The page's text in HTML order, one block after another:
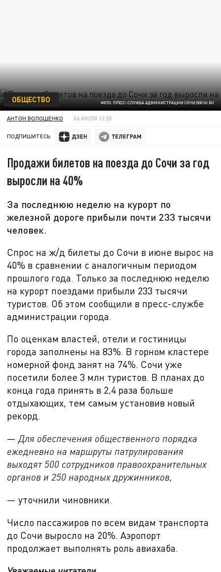
ФОТО: ПРЕСС-СЛУЖБА АДМИНИСТРАЦИИ СОЧИ/SOCHI.RU
ОБЩЕСТВО
АНТОН ВОЛОЩЕНКО 06 ИЮЛЯ 13:55
ПОДПИШИТЕСЬ:
Продажи билетов на поезда до Сочи за год
выросли на 40%
За последнюю неделю на курорт по
железной дороге прибыли почти 233 тысячи
человек.
Спрос на ж/д билеты до Сочи в июне вырос на
40% в сравнении с аналогичным периодом
прошлого года. Только за последнюю неделю
на курорт поездами прибыли 233 тысячи
туристов. Об этом сообщили в пресс-службе
администрации города.
По оценкам властей, отели и гостиницы
города заполнены на83%. В горном кластере
номерной фонд занят на 74%. Сочи уже
посетили более 3 млн туристов. В планах до
конца года принять в 2,4 раза больше
отдыхающих, тем самым установив новый
рекорд.
—Для обеспечения общественного порядка
ежедневно на маршруты патрулирования
выходят 500 сотрудников правоохранительных
органов и 250 народных дружинников,
— уточнили чиновники.
Число пассажиров по всем видам транспорта
до Сочи выросло на 20%. Аэропорт
продолжает выполнять роль авиахаба.